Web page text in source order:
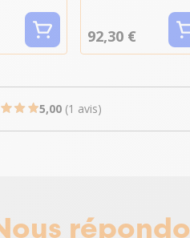
92,30 €
5,00 (1 avis)